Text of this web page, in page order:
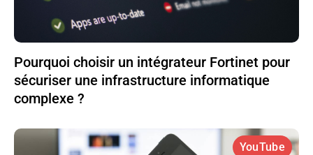
Pourquoi choisir un intégrateur Fortinet pour
sécuriser une infrastructure informatique
complexe ?
YouTube